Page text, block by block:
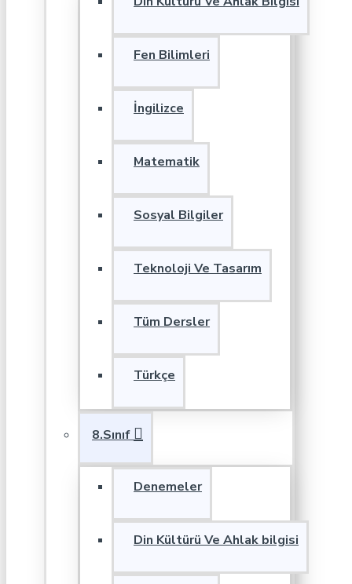
Fen Bilimleri
İngilizce
Matematik
Sosyal Bilgiler
Teknoloji Ve Tasarım
Tüm Dersler
Türkçe
8.Sınıf
Denemeler
Din Kültürü Ve Ahlak bilgisi